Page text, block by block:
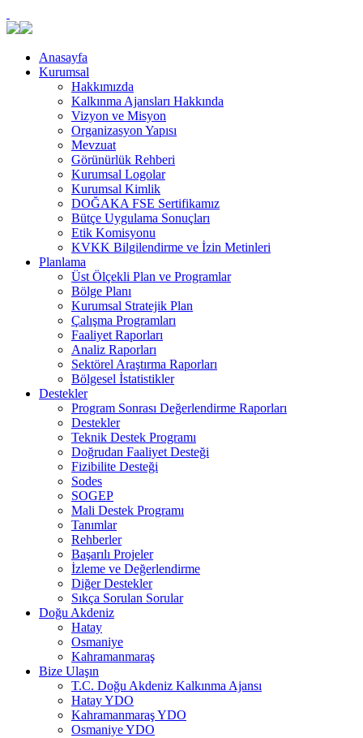
Anasayfa
Kurumsal
Hakkımızda
Kalkınma Ajansları Hakkında
Vizyon ve Misyon
Organizasyon Yapısı
Mevzuat
Görünürlük Rehberi
Kurumsal Logolar
Kurumsal Kimlik
DOĞAKA FSE Sertifikamız
Bütçe Uygulama Sonuçları
Etik Komisyonu
KVKK Bilgilendirme ve İzin Metinleri
Planlama
Üst Ölçekli Plan ve Programlar
Bölge Planı
Kurumsal Stratejik Plan
Çalışma Programları
Faaliyet Raporları
Analiz Raporları
Sektörel Araştırma Raporları
Bölgesel İstatistikler
Destekler
Program Sonrası Değerlendirme Raporları
Destekler
Teknik Destek Programı
Doğrudan Faaliyet Desteği
Fizibilite Desteği
Sodes
SOGEP
Mali Destek Programı
Tanımlar
Rehberler
Başarılı Projeler
İzleme ve Değerlendirme
Diğer Destekler
Sıkça Sorulan Sorular
Doğu Akdeniz
Hatay
Osmaniye
Kahramanmaraş
Bize Ulaşın
T.C. Doğu Akdeniz Kalkınma Ajansı
Hatay YDO
Kahramanmaraş YDO
Osmaniye YDO